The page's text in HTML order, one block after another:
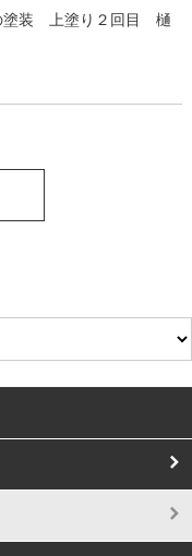
装 上塗り２回目 樋